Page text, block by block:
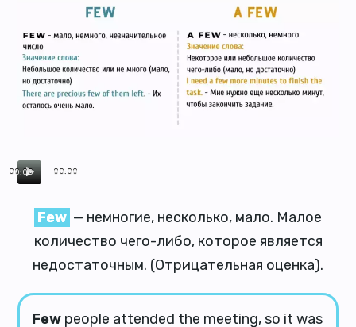
00:00
00:00
Few — немногие, несколько, мало. Малое
количество чего-либо, которое является
недостаточным. (Отрицательная оценка).
Few people attended the meeting, so it was